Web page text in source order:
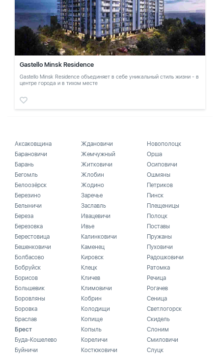
Gastello Minsk Residence
Gastello Minsk Residence объединяет в себе уникальный стиль жизни - в
центре города и в тихом месте
Аксаковщина
Барановичи
Барань
Бегомль
Белоозёрск
Березино
Белыничи
Береза
Березовка
Берестовица
Бешенковичи
Болбасово
Бобруйск
Борисов
Большевик
Боровляны
Боровка
Браслав
Брест
Буда-Кошелево
Буйничи
Ждановичи
Жемчужный
Житковичи
Жлобин
Жодино
Заречье
Заславль
Ивацевичи
Ивье
Калинковичи
Каменец
Кировск
Клецк
Кличев
Климовичи
Кобрин
Колодищи
Копище
Копыль
Кореличи
Костюковичи
Новополоцк
Орша
Осиповичи
Ошмяны
Петриков
Пинск
Плещеницы
Полоцк
Поставы
Пружаны
Пуховичи
Радошковичи
Ратомка
Речица
Рогачев
Сеница
Светлогорск
Скидель
Слоним
Смиловичи
Слуцк